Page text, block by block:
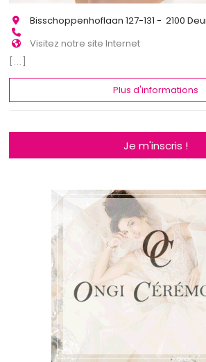
Bisschoppenhoflaan 127-131 - 2100
Visitez notre site Internet
[...]
Plus d'informations
Je m'inscris !